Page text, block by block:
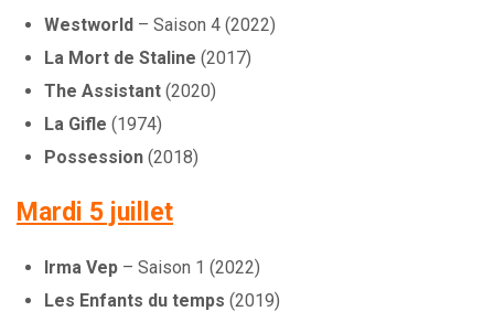
Westworld – Saison 4 (2022)
La Mort de Staline (2017)
The Assistant (2020)
La Gifle (1974)
Possession (2018)
Mardi 5 juillet
Irma Vep – Saison 1 (2022)
Les Enfants du temps (2019)